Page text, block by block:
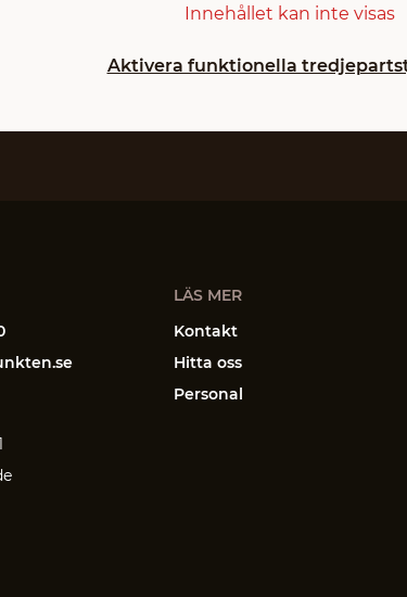
Innehållet kan inte visas
Aktivera funktionella
LÄS MER
Kontakt
Hitta oss
Personal